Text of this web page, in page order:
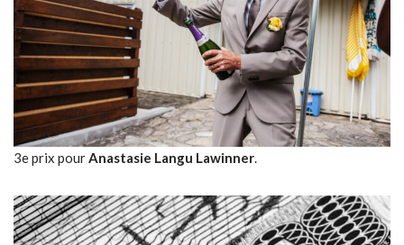
3e prix pourAnastasie Langu Lawinner.